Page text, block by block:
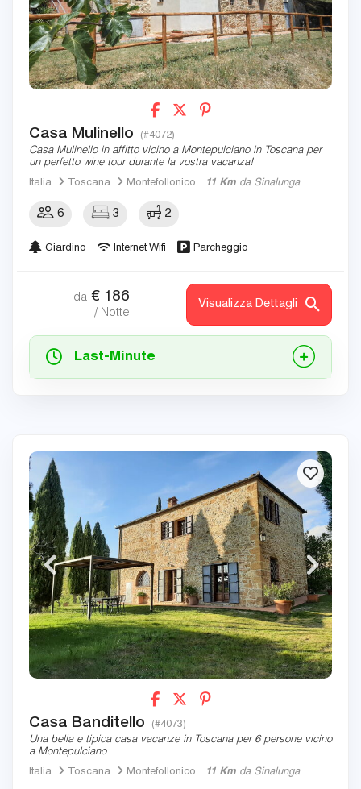
Casa Mulinello (#4072)
Casa Mulinello in affitto vicino a Montepulciano in Toscana per
un perfetto wine tour durante la vostra vacanza!
Italia
Toscana Montefollonico 11 Km da Sinalunga
6 3 2
Giardino Internet Wifi Parcheggio
da € 186
/ Notte
Visualizza Dettagli
Last-Minute
Casa Banditello (#4073)
Una bella e tipica casa vacanze in Toscana per 6 persone vicino
a Montepulciano
Italia
Toscana Montefollonico 11 Km da Sinalunga